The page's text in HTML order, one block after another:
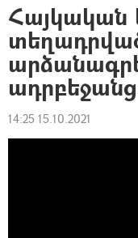
Հայկական
14:25 15.10.2021